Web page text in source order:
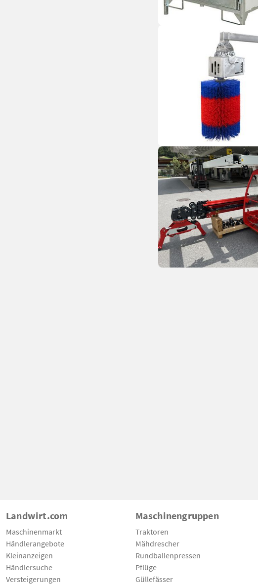
Landwirt.com
Maschinenmarkt
Händlerangebote
Kleinanzeigen
Händlersuche
Versteigerungen
Maschinengruppen
Traktoren
Mähdrescher
Rundballenpressen
Pflüge
Güllefässer